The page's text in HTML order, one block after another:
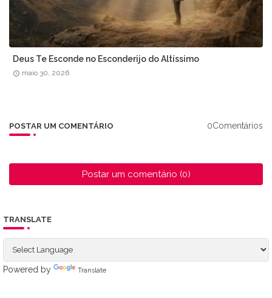
Deus Te Esconde no Esconderijo do Altíssimo
maio 30, 2026
POSTAR UM COMENTÁRIO 0Comentários
Postar um comentário (0)
TRANSLATE
Powered by Translate